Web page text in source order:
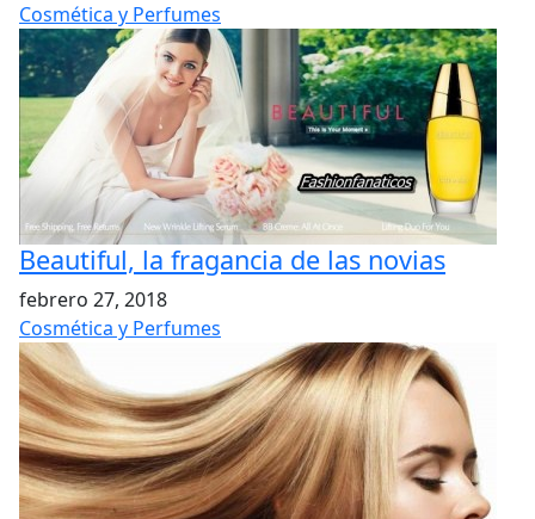
Cosmética y Perfumes
Beautiful, la fragancia de las novias
febrero 27, 2018
Cosmética y Perfumes